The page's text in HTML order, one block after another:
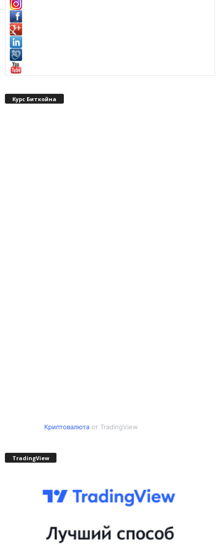
Курс Биткойна
Криптовалютаот TradingView
TradingView